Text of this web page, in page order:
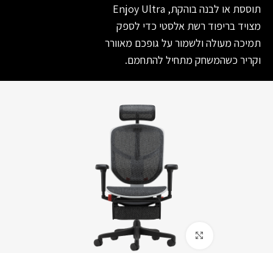
תוססת או לבנה בוהקת, Enjoy Ultra
מצויד בריפוד רשת אלסטי כדי לספק
תמיכה מעולה ולשמור על גופכם מאוורר
וקריר כשהמשחק מתחיל להתחמם.
Click to enlarge